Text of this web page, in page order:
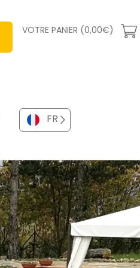
VOTRE PANIER (0,00€)
FR